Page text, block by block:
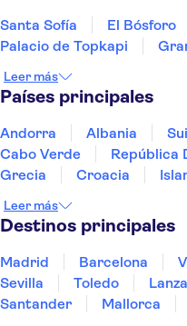
Santa Sofía El Bósforo
Palacio de Topkapi
Leer más
Países principales
Andorra Albania
Cabo Verde
República
Grecia
Croacia
Portugal
Tailandia
Leer más
Destinos principales
Madrid Barcelona
Sevilla
Toledo
Santander
Mallorca